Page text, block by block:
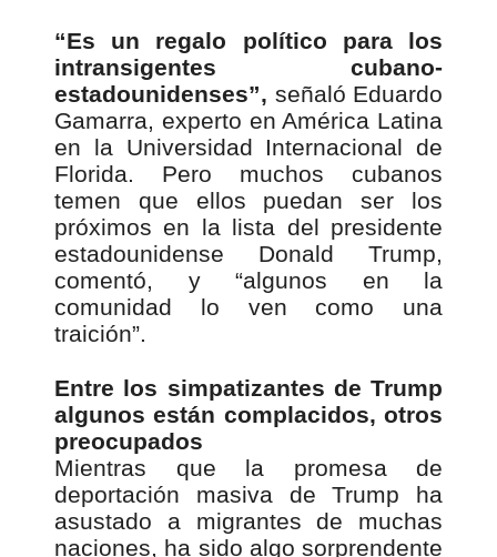
“Es un regalo político para los
intransigentes cubano-
estadounidenses”, señaló Eduardo
Gamarra, experto en América Latina
en la Universidad Internacional de
Florida. Pero muchos cubanos
temen que ellos puedan ser los
próximos en la lista del presidente
estadounidense Donald Trump,
comentó, y “algunos en la
comunidad lo ven como una
traición”.
Entre los simpatizantes de Trump
algunos están complacidos, otros
preocupados
Mientras que la promesa de
deportación masiva de Trump ha
asustado a migrantes de muchas
naciones, ha sido algo sorprendente